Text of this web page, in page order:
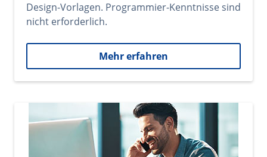
Design-Vorlagen. Programmier-Kenntnisse sind
nicht erforderlich.
Mehr erfahren